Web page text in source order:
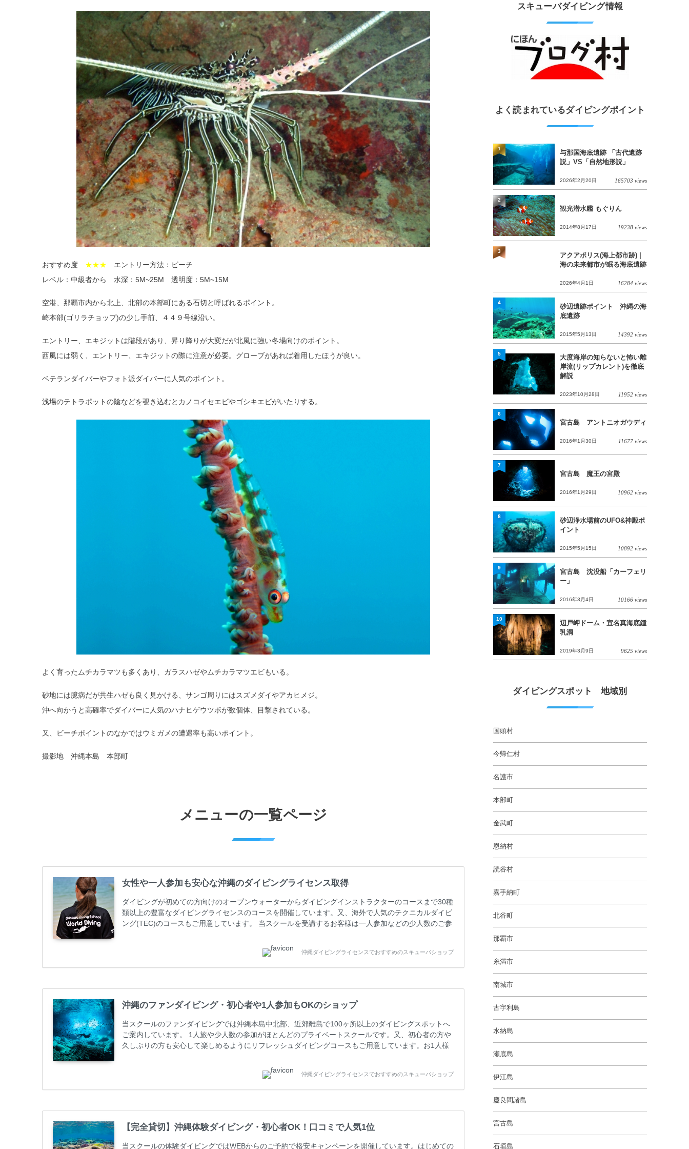
おすすめ度 ★★★ エントリー方法：ビーチ
レベル：中級者から 水深：5M~25M 透明度：5M~15M
空港、那覇市内から北上、北部の本部町にある石切と呼ばれるポイント。
崎本部(ゴリラチョップ)の少し手前、４４９号線沿い。
エントリー、エキジットは階段があり、昇り降りが大変だが北風に強い冬場向けのポイント。
西風には弱く、エントリー、エキジットの際に注意が必要。グローブがあれば着用したほうが良い。
ベテランダイバーやフォト派ダイバーに人気のポイント。
浅場のテトラポットの陰などを覗き込むとカノコイセエビやゴシキエビがいたりする。
よく育ったムチカラマツも多くあり、ガラスハゼやムチカラマツエビもいる。
砂地には臆病だが共生ハゼも良く見かける、サンゴ周りにはスズメダイやアカヒメジ。
沖へ向かうと高確率でダイバーに人気のハナヒゲウツボが数個体、目撃されている。
又、ビーチポイントのなかではウミガメの遭遇率も高いポイント。
撮影地 沖縄本島 本部町
メニューの一覧ページ
女性や一人参加も安心な沖縄のダイビングライセンス取得
ダイビングが初めての方向けのオープンウォーターからダイビングインストラクターのコースまで30種
類以上の豊富なダイビングライセンスのコースを開催しています。又、海外で人気のテクニカルダイビ
ング(TEC)のコースもご用意しています。 当スクールを受講するお客様は一人参加などの少人数のご参
ス取得コースは年間を通じてキャンペーンを行っています。 ベーシックダイバー(Cカード) 1日間+eラ
ーニング 最安値キャンペーン ￥22800(税込) ￥16800(税込) 器材 / 送迎 / 保険 / 全て込み ダイビン
グ...
沖縄ダイビングライセンスでおすすめのスキューバショップ
沖縄のファンダイビング・初心者や1人参加もOKのショップ
当スクールのファンダイビングでは沖縄本島中北部、近郊離島で100ヶ所以上のダイビングスポットへ
ご案内しています。 1人旅や少人数の参加がほとんどのプライベートスクールです。又、初心者の方や
久しぶりの方も安心して楽しめるようにリフレッシュダイビングコースもご用意しています。お1人様
ンダイビングのリピーター様はファンダイビングの全てのコース費が10%OFF、フル器材レンタルが
50%OFFになります。 沖縄本島周辺ビーチ・ファンダイビング ￥13800(税込)【 2ビーチ 】 ウエイ
ト / タンク / 送迎...
沖縄ダイビングライセンスでおすすめのスキューバショップ
【完全貸切】沖縄体験ダイビング・初心者OK！口コミで人気1位
当スクールの体験ダイビングではWEBからのご予約で格安キャンペーンを開催しています。はじめての
スキューバダイビング情報
よく読まれているダイビングポイント
与那国海底遺跡 「古代遺跡
説」VS「自然地形説」
2026年2月20日 165703 views
1
観光潜水艦 もぐりん
2014年8月17日 19238 views
2
アクアポリス(海上都市跡) |
海の未来都市が眠る海底遺跡
2026年4月1日 16284 views
3
砂辺遺跡ポイント 沖縄の海
底遺跡
2015年5月13日 14392 views
4
大度海岸の知らないと怖い離
岸流(リップカレント)を徹底
解説
2023年10月28日 11952 views
5
宮古島 アントニオガウディ
2016年1月30日 11677 views
6
宮古島 魔王の宮殿
2016年1月29日 10962 views
7
砂辺浄水場前のUFO&神殿ポ
イント
2015年5月15日 10892 views
8
宮古島 沈没船「カーフェリ
ー」
2016年3月4日 10166 views
9
辺戸岬ドーム・宜名真海底鍾
乳洞
2019年3月9日 9625 views
10
ダイビングスポット 地域別
国頭村
今帰仁村
名護市
本部町
金武町
恩納村
読谷村
嘉手納町
北谷町
那覇市
糸満市
南城市
古宇利島
水納島
瀬底島
伊江島
慶良間諸島
宮古島
石垣島